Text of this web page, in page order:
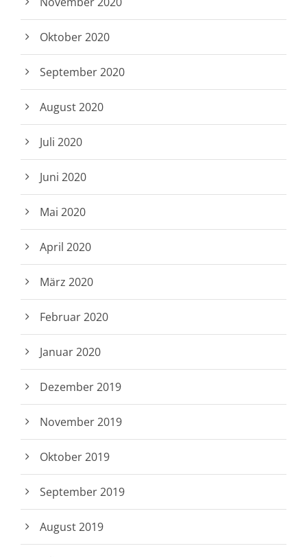
Oktober 2020
September 2020
August 2020
Juli 2020
Juni 2020
Mai 2020
April 2020
März 2020
Februar 2020
Januar 2020
Dezember 2019
November 2019
Oktober 2019
September 2019
August 2019